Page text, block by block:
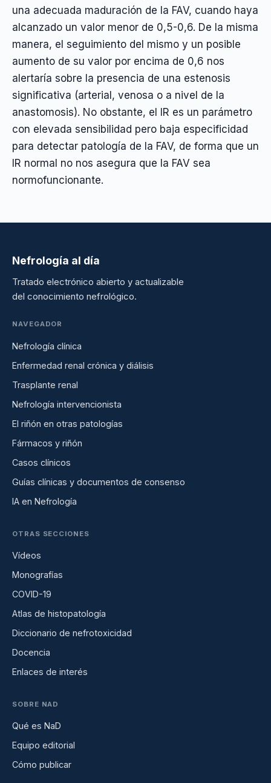
una adecuada maduración de la FAV, cuando haya
alcanzado un valor menor de 0,5-0,6. De la misma
manera, el seguimiento del mismo y un posible
aumento de su valor por encima de 0,6 nos
alertaría sobre la presencia de una estenosis
significativa (arterial, venosa o a nivel de la
anastomosis). No obstante, el IR es un parámetro
con elevada sensibilidad pero baja especificidad
para detectar patología de la FAV, de forma que un
IR normal no nos asegura que la FAV sea
normofuncionante.
Nefrología al día
Tratado electrónico abierto y actualizable
del conocimiento nefrológico.
NAVEGADOR
Nefrología clínica
Enfermedad renal crónica y diálisis
Trasplante renal
Nefrología intervencionista
El riñón en otras patologías
Fármacos y riñón
Casos clínicos
Guías clínicas y documentos de consenso
IA en Nefrología
OTRAS SECCIONES
Vídeos
Monografías
COVID-19
Atlas de histopatología
Diccionario de nefrotoxicidad
Docencia
Enlaces de interés
SOBRE NAD
Qué es NaD
Equipo editorial
Cómo publicar